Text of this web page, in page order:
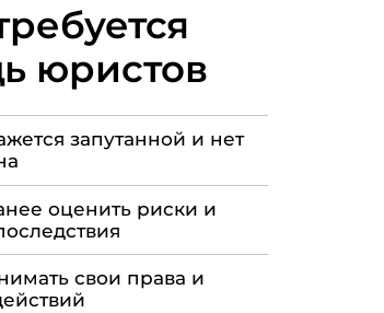
юристов
запутанной и нет
оценить риски и
свои права и